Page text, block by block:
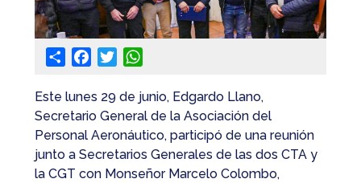
Share Facebook
Twitter
Este lunes 29 de junio, Edgardo Llano,
Secretario General de la Asociación del
Personal Aeronáutico, participó de una reunión
junto a Secretarios Generales de las dos CTA y
la CGT con Monseñor Marcelo Colombo,
OTRAS SECCIONES
ELECCIÓN DE DELEGADXS
TURISMO